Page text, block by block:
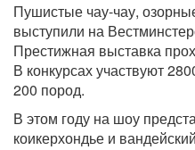
Пушистые чау-чау,
выступили на
Престижная выставка
В конкурсах участвуют
200 пород.
В этом году на шоу
коикерхондье и